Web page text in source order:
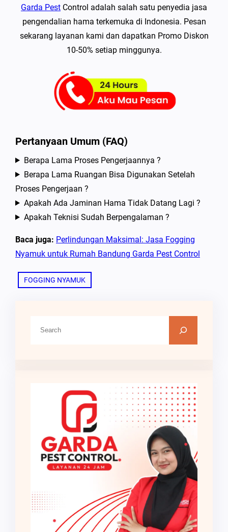
Garda Pest Control adalah salah satu penyedia jasa
pengendalian hama terkemuka di Indonesia. Pesan
sekarang layanan kami dan dapatkan Promo Diskon
10-50% setiap minggunya.
Pertanyaan Umum (FAQ)
Berapa Lama Proses Pengerjaannya ?
Berapa Lama Ruangan Bisa Digunakan Setelah
Proses Pengerjaan ?
Apakah Ada Jaminan Hama Tidak Datang Lagi ?
Apakah Teknisi Sudah Berpengalaman ?
Baca juga: Perlindungan Maksimal: Jasa Fogging
Nyamuk untuk Rumah Bandung Garda Pest Control
FOGGING NYAMUK